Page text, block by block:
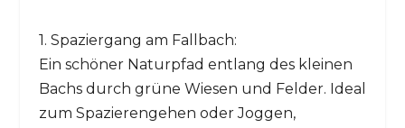
1. Spaziergang am Fallbach:
Ein schöner Naturpfad entlang des kleinen
Bachs durch grüne Wiesen und Felder. Ideal
zum Spazierengehen oder Joggen,